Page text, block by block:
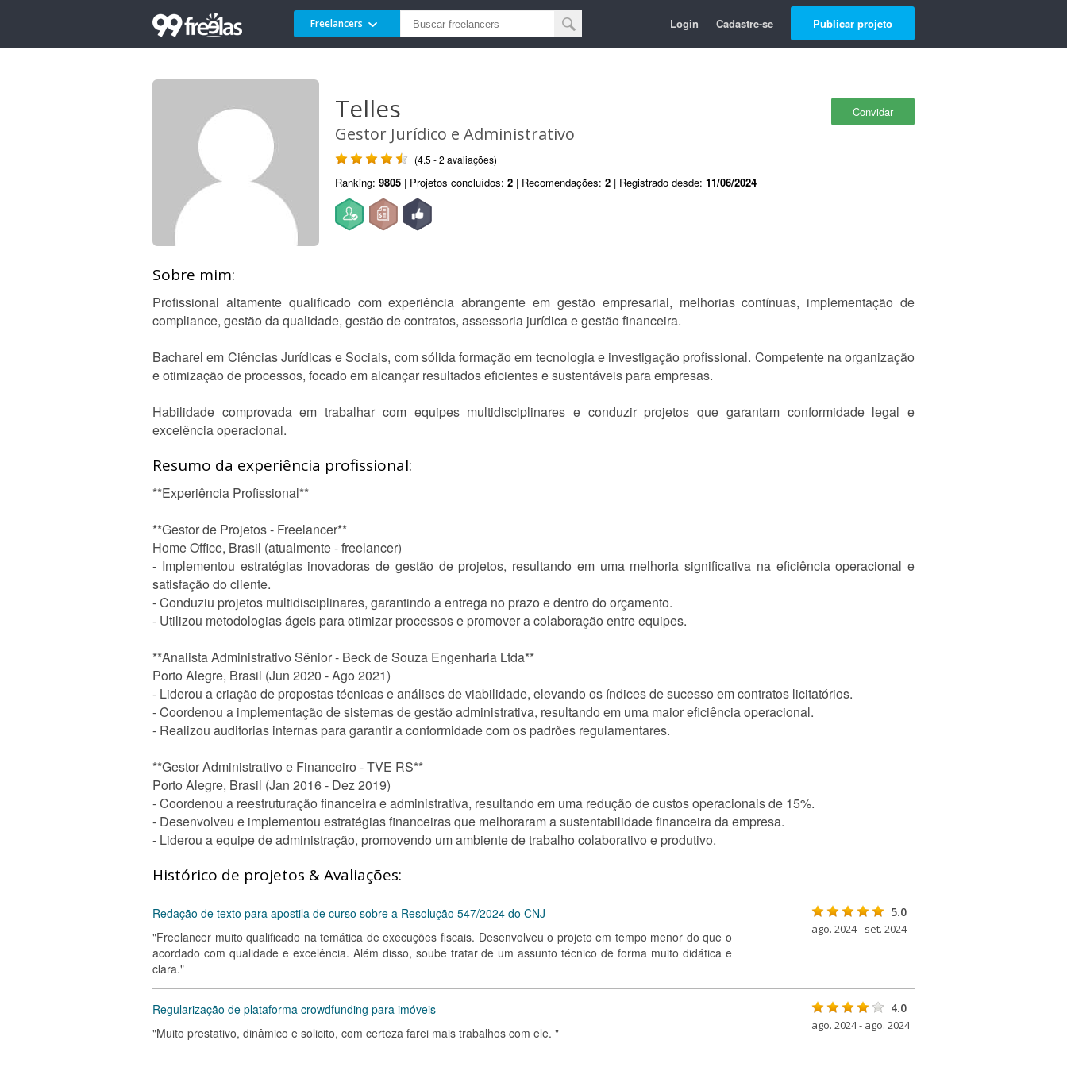
Freelancers Login Cadastre-se Publicar projeto
Convidar
Telles
Gestor Jurídico e Administrativo
(4.5 - 2 avaliações)
Ranking: 9805 | Projetos concluídos: 2 | Recomendações: 2 | Registrado desde: 11/06/2024
Sobre mim:
Profissional altamente qualificado com experiência abrangente em gestão empresarial, melhorias contínuas, implementação de
compliance, gestão da qualidade, gestão de contratos, assessoria jurídica e gestão financeira.
Bacharel em Ciências Jurídicas e Sociais, com sólida formação em tecnologia e investigação profissional. Competente na organização
e otimização de processos, focado em alcançar resultados eficientes e sustentáveis para empresas.
Habilidade comprovada em trabalhar com equipes multidisciplinares e conduzir projetos que garantam conformidade legal e
excelência operacional.
Resumo da experiência profissional:
**Experiência Profissional**
**Gestor de Projetos - Freelancer**
Home Office, Brasil (atualmente - freelancer)
- Implementou estratégias inovadoras de gestão de projetos, resultando em uma melhoria significativa na eficiência operacional e
satisfação do cliente.
- Conduziu projetos multidisciplinares, garantindo a entrega no prazo e dentro do orçamento.
- Utilizou metodologias ágeis para otimizar processos e promover a colaboração entre equipes.
**Analista Administrativo Sênior - Beck de Souza Engenharia Ltda**
Porto Alegre, Brasil (Jun 2020 - Ago 2021)
- Liderou a criação de propostas técnicas e análises de viabilidade, elevando os índices de sucesso em contratos licitatórios.
- Coordenou a implementação de sistemas de gestão administrativa, resultando em uma maior eficiência operacional.
- Realizou auditorias internas para garantir a conformidade com os padrões regulamentares.
**Gestor Administrativo e Financeiro - TVE RS**
Porto Alegre, Brasil (Jan 2016 - Dez 2019)
- Coordenou a reestruturação financeira e administrativa, resultando em uma redução de custos operacionais de 15%.
- Desenvolveu e implementou estratégias financeiras que melhoraram a sustentabilidade financeira da empresa.
- Liderou a equipe de administração, promovendo um ambiente de trabalho colaborativo e produtivo.
Histórico de projetos & Avaliações:
Redação de texto para apostila de curso sobre a Resolução 547/2024 do CNJ
"Freelancer muito qualificado na temática de execuções fiscais. Desenvolveu o projeto em tempo menor do que o
acordado com qualidade e excelência. Além disso, soube tratar de um assunto técnico de forma muito didática e
clara."
5.0
ago. 2024 - set. 2024
Regularização de plataforma crowdfunding para imóveis
"Muito prestativo, dinâmico e solicito, com certeza farei mais trabalhos com ele. "
4.0
ago. 2024 - ago. 2024